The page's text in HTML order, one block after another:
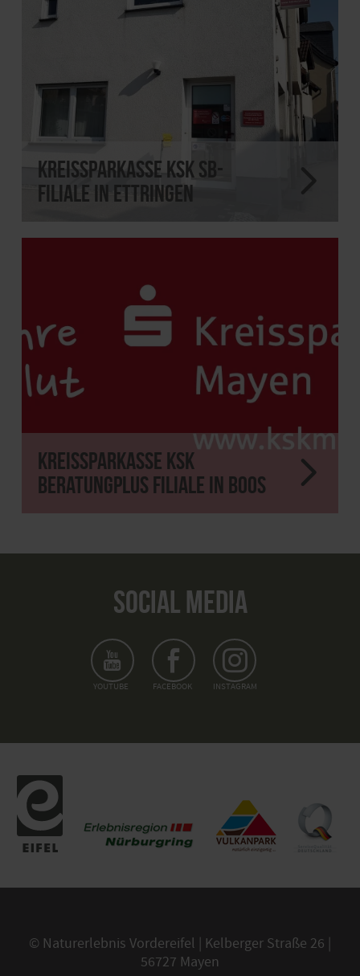
Kreissparkasse KSK SB-
Filiale in Ettringen
Kreissparkasse KSK
BeratungPlus Filiale in Boos
SOCIAL MEDIA
YOUTUBE FACEBOOK INSTAGRAM
© Naturerlebnis Vordereifel | Kelberger Straße 26 |
56727 Mayen